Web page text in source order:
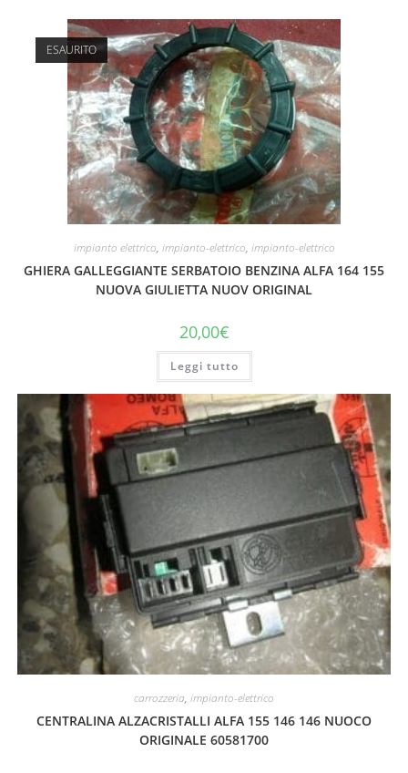
ESAURITO
impianto elettrico, impianto-elettrico, impianto-elettrico
GHIERA GALLEGGIANTE SERBATOIO BENZINA ALFA 164 155
NUOVA GIULIETTA NUOV ORIGINAL
20,00€
Leggi tutto
carrozzeria, impianto-elettrico
CENTRALINA ALZACRISTALLI ALFA 155 146 146 NUOCO
ORIGINALE 60581700